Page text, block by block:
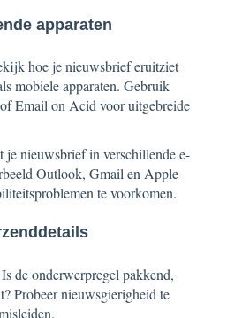
apparaten
hoe je nieuwsbrief eruitziet
mobiele apparaten. Gebruik
Email on Acid voor uitgebreide
je nieuwsbrief in verschillende e-
Outlook, Gmail en Apple
te voorkomen.
Is de onderwerpregel pakkend,
Probeer nieuwsgierigheid te